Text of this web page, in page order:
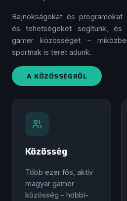
Bajnokságokat és programokat
és tehetségeket segítünk, és
gamer közösséget –
sportnak is teret adunk.
A KÖZÖSSÉGRŐL
Közösség
Több ezer fős, aktív
magyar gamer
közösség – hobbi-